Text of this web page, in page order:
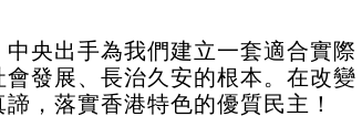
央出手為我們建立一套適合實際
發展、長治久安的根本。在改變
，落實香港特色的優質民主！